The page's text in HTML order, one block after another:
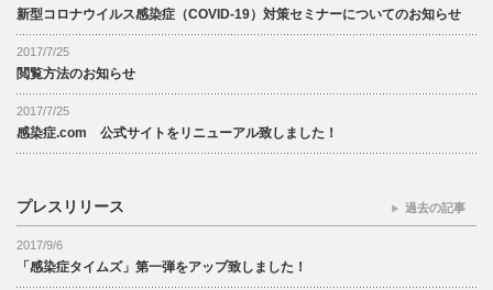
新型コロナウイルス感染症（COVID-19）対策セミナーについてのお知らせ
2017/7/25
閲覧方法のお知らせ
2017/7/25
感染症.com 公式サイトをリニューアル致しました！
プレスリリース
2017/9/6
「感染症タイムズ」第一弾をアップ致しました！
過去の記事